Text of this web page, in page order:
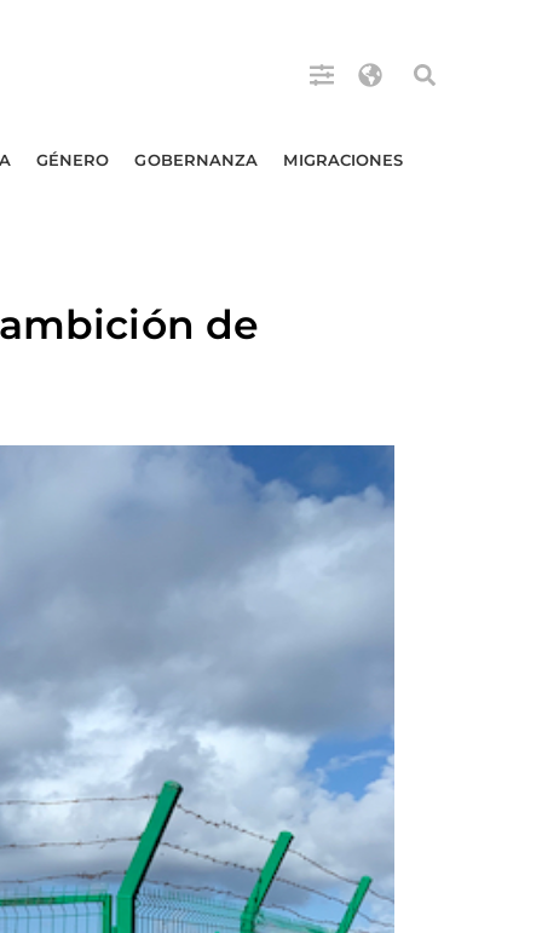
GÉNERO GOBERNANZA MIGRACIONES
de